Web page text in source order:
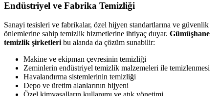
Endüstriyel ve Fabrika Temizliği
Sanayi tesisleri ve fabrikalar, özel hijyen standartlarına ve güvenlik
önlemlerine sahip temizlik hizmetlerine ihtiyaç duyar. Gümüşhane
temizlik şirketleri bu alanda da çözüm sunabilir:
Makine ve ekipman çevresinin temizliği
Zeminlerin endüstriyel temizlik malzemeleri ile temizlenmesi
Havalandırma sistemlerinin temizliği
Depo ve üretim alanlarının hijyeni
Özel kimyasalların kullanımı ve atık yönetimi